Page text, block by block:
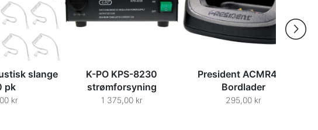
slange
pk
kr
K-PO KPS-8230
strømforsyning
1 375,00 kr
President ACMR403
Bordlader
295,00 kr